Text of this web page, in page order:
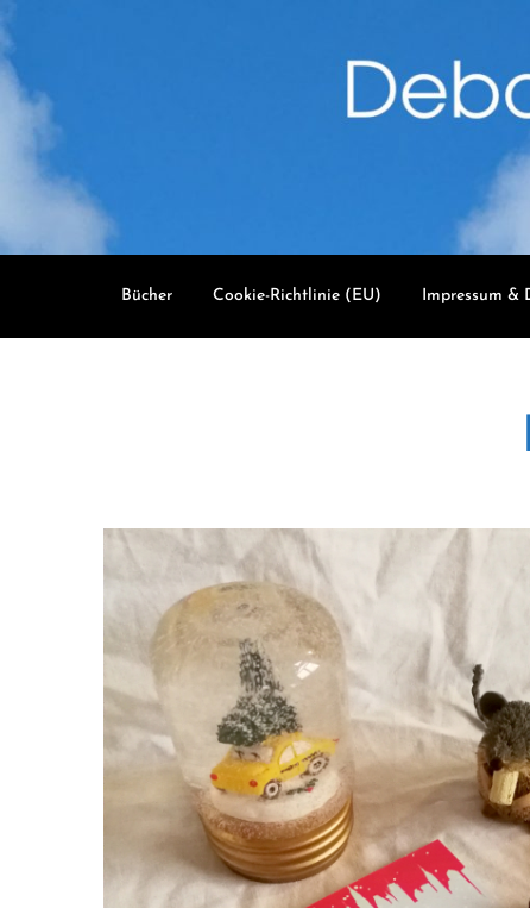
content
Bücher Cookie-Richtlinie (EU) Impressum &